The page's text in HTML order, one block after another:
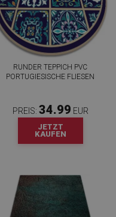
RUNDER TEPPICH PVC
PORTUGIESISCHE FLIESEN
PREIS: 34.99 EUR
JETZT
KAUFEN